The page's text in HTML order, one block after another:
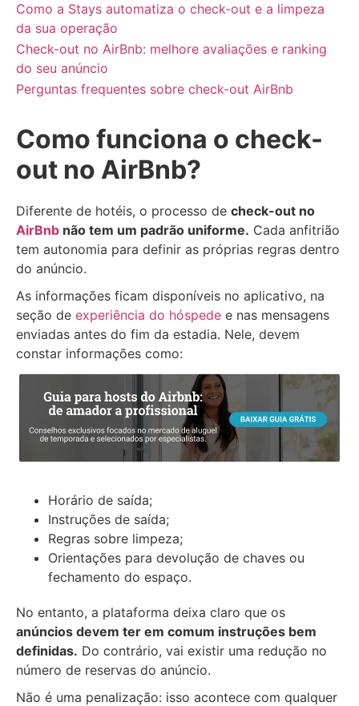
Como a Stays automatiza o check-out e a limpeza
da sua operação
Check-out no AirBnb: melhore avaliações e ranking
do seu anúncio
Perguntas frequentes sobre check-out AirBnb
Como funciona o check-
out no AirBnb?
Diferente de hotéis, o processo de check-out no
AirBnb não tem um padrão uniforme. Cada anfitrião
tem autonomia para definir as próprias regras dentro
do anúncio.
As informações ficam disponíveis no aplicativo, na
seção de experiência do hóspede e nas mensagens
enviadas antes do fim da estadia. Nele, devem
constar informações como:
Horário de saída;
Instruções de saída;
Regras sobre limpeza;
Orientações para devolução de chaves ou
fechamento do espaço.
No entanto, a plataforma deixa claro que os
anúncios devem ter em comum instruções bem
definidas. Do contrário, vai existir uma redução no
número de reservas do anúncio.
Não é uma penalização: isso acontece com qualquer